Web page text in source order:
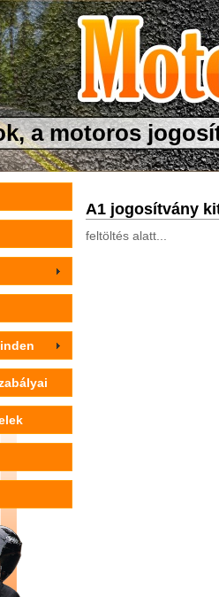
a motoros
A1 jogosítvány
feltöltés alatt...